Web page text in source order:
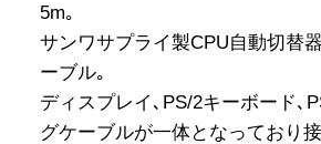
5m｡
サンワサプライ製CPU自動切替
ーブル｡
ディスプレイ､PS/2キーボード､
グケーブルが一体となっており